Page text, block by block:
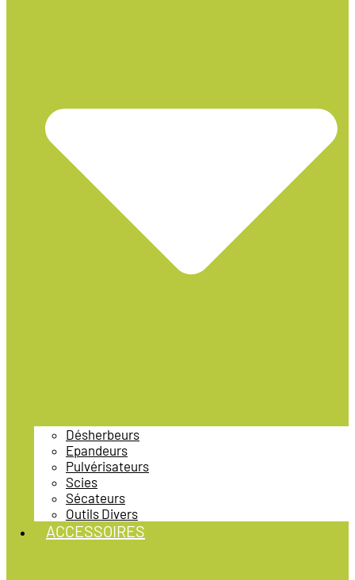
Désherbeurs
Epandeurs
Pulvérisateurs
Scies
Sécateurs
Outils Divers
ACCESSOIRES